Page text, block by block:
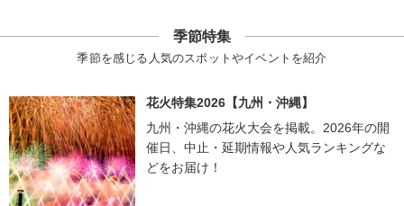
季節特集
季節を感じる人気のスポットやイベントを紹介
花火特集2026【九州・沖縄】
九州・沖縄の花火大会を掲載。2026年の開
催日、中止・延期情報や人気ランキングな
どをお届け！